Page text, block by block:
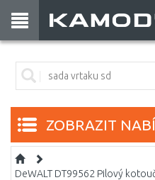
ZOBRAZIT
DeWALT DT99562 Pilový